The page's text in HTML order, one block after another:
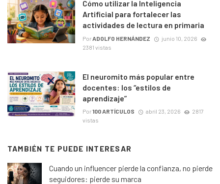
Cómo utilizar la Inteligencia
Artificial para fortalecer las
actividades de lectura en primaria
Por ADOLFO HERNÁNDEZ
junio 10, 2026
2381 vistas
El neuromito más popular entre
docentes: los “estilos de
aprendizaje”
Por100 ARTÍCULOS abril 23, 2026
2817
vistas
TAMBIÉN TE PUEDE INTERESAR
Cuando un influencer pierde la confianza, no pierde
seguidores: pierde su marca